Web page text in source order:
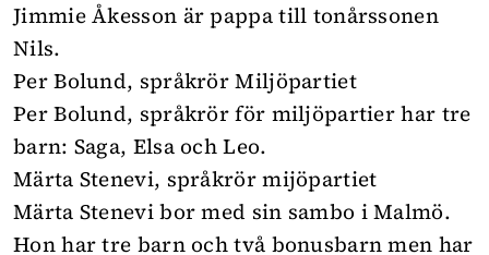
Jimmie Åkesson är pappa till tonårssonen
Nils.
Per Bolund, språkrör Miljöpartiet
Per Bolund, språkrör för miljöpartier har tre
barn: Saga, Elsa och Leo.
Märta Stenevi, språkrör mijöpartiet
Märta Stenevi bor med sin sambo i Malmö.
Hon har tre barn och två bonusbarn men har